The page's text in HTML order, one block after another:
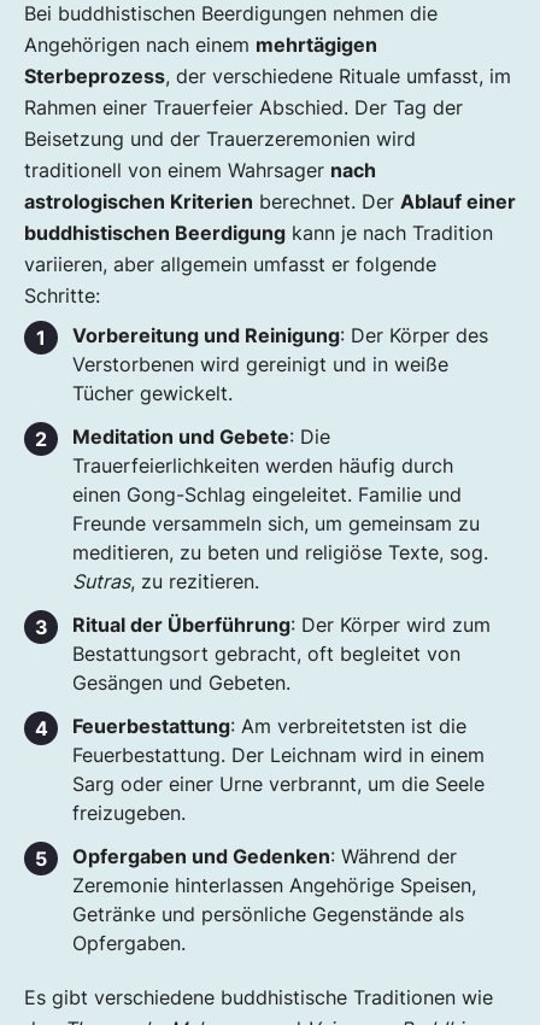
Bei buddhistischen Beerdigungen nehmen die
Angehörigen nach einem mehrtägigen
Sterbeprozess, der verschiedene Rituale umfasst, im
Rahmen einer Trauerfeier Abschied. Der Tag der
Beisetzung und der Trauerzeremonien wird
traditionell von einem Wahrsager nach
astrologischen Kriterien berechnet. Der Ablauf einer
buddhistischen Beerdigung kann je nach Tradition
variieren, aber allgemein umfasst er folgende
Schritte:
Vorbereitung und Reinigung: Der Körper des
Verstorbenen wird gereinigt und in weiße
Tücher gewickelt.
Meditation und Gebete: Die
Trauerfeierlichkeiten werden häufig durch
einen Gong-Schlag eingeleitet. Familie und
Freunde versammeln sich, um gemeinsam zu
meditieren, zu beten und religiöse Texte, sog.
Sutras, zu rezitieren.
Ritual der Überführung: Der Körper wird zum
Bestattungsort gebracht, oft begleitet von
Gesängen und Gebeten.
Feuerbestattung: Am verbreitetsten ist die
Feuerbestattung. Der Leichnam wird in einem
Sarg oder einer Urne verbrannt, um die Seele
freizugeben.
Opfergaben und Gedenken: Während der
Zeremonie hinterlassen Angehörige Speisen,
Getränke und persönliche Gegenstände als
Opfergaben.
Es gibt verschiedene buddhistische Traditionen wie